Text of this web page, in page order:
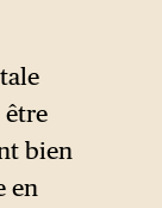
être
bien
en